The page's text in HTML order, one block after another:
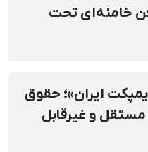
خامنه‌ای تحت
ایران»؛ حقوق
و غیرقابل
اسلامی باشد